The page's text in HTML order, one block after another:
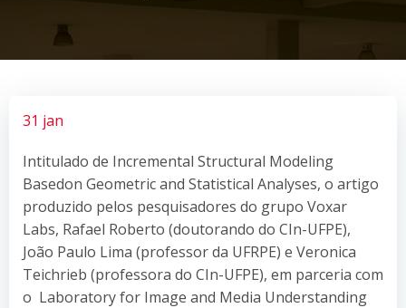
31 jan
Intitulado de Incremental Structural Modeling
Basedon Geometric and Statistical Analyses, o artigo
produzido pelos pesquisadores do grupo Voxar
Labs, Rafael Roberto (doutorando do CIn-UFPE),
João Paulo Lima (professor da UFRPE) e Veronica
Teichrieb (professora do CIn-UFPE), em parceria com
o Laboratory for Image and Media Understanding